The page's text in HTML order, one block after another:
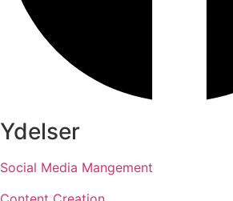
Ydelser
Social Media Mangement